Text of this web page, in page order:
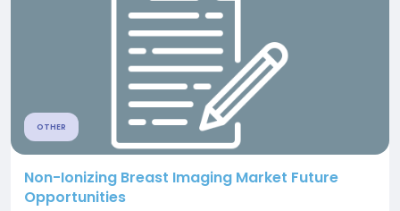
OTHER
Non-Ionizing Breast Imaging Market Future
Opportunities